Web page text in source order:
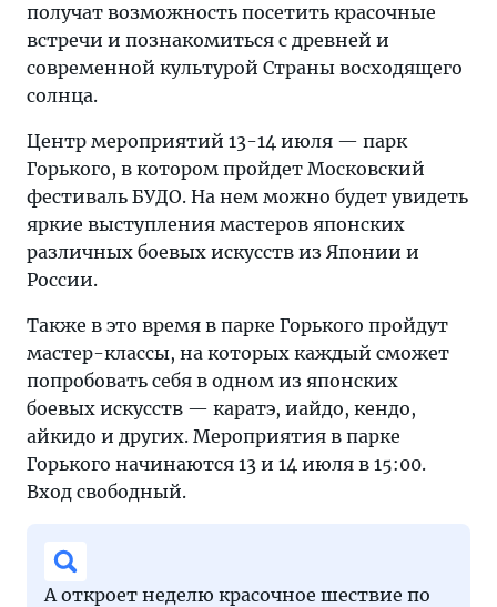
получат возможность посетить красочные
встречи и познакомиться с древней и
современной культурой Страны восходящего
солнца.
Центр мероприятий 13-14 июля — парк
Горького, в котором пройдет Московский
фестиваль БУДО. На нем можно будет увидеть
яркие выступления мастеров японских
различных боевых искусств из Японии и
России.
Также в это время в парке Горького пройдут
мастер-классы, на которых каждый сможет
попробовать себя в одном из японских
боевых искусств — каратэ, иайдо, кендо,
айкидо и других. Мероприятия в парке
Горького начинаются 13 и 14 июля в 15:00.
Вход свободный.
А откроет неделю красочное шествие по